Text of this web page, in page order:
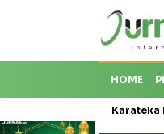
HOME
Krisis Karateka